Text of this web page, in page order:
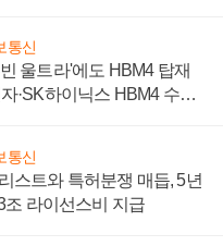
통신
울트라'에도 HBM4 탑재
·SK하이닉스 HBM4 수율
통신
스트와 특허분쟁 매듭, 5년
조 라이선스비 지급